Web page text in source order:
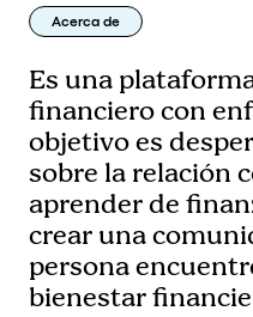
Acerca de
Es una
financiero con
objetivo es
sobre la relación
aprender de
crear una
persona
bienestar